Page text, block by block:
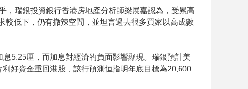
，瑞銀投資銀行香港房地產分析師梁展嘉認為，受累高
低下，仍有撤辣空間，並坦言過去很多買家以高成數
5.25厘，而加息對經濟的負面影響顯現。瑞銀預計美
好資金重回港股，該行預測恒指明年底目標為20,600